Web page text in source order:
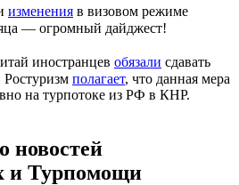
изменения в визовом режиме
— огромный дайджест!
иностранцев обязали сдавать
Ростуризм полагает, что данная мера
на турпотоке из РФ в КНР.
новостей
и Турпомощи